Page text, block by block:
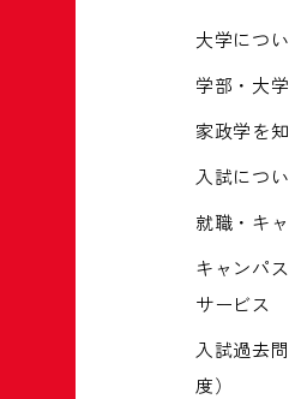
大学につ
学部・大
家政学を
入試につ
就職・キ
キャンパ
サービス
入試過去
度）